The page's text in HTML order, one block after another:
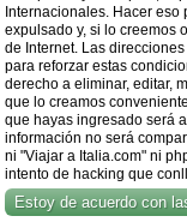
Internacionales. Hacer
expulsado y, si lo creemos
de Internet. Las
para reforzar estas
derecho a eliminar, editar,
que lo creamos
que hayas ingresado será
información no será
ni "Viajar a Italia.com" ni
intento de hacking que